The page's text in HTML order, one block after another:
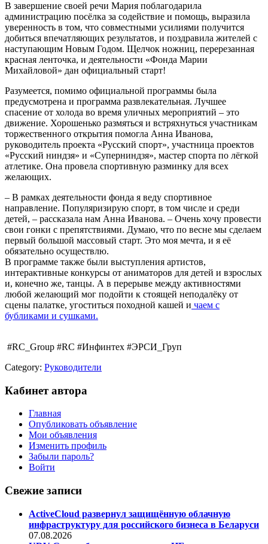
В завершение своей речи Мария поблагодарила
администрацию посёлка за содействие и помощь, выразила
уверенность в том, что совместными усилиями получится
добиться впечатляющих результатов, и поздравила жителей с
наступающим Новым Годом. Щелчок ножниц, перерезанная
красная ленточка, и деятельности «Фонда Марии
Михайловой» дан официальный старт!
Разумеется, помимо официальной программы была
предусмотрена и программа развлекательная. Лучшее
спасение от холода во время уличных мероприятий – это
движение. Хорошенько размяться и встряхнуться участникам
торжественного открытия помогла Анна Иванова,
руководитель проекта «Русский спорт», участница проектов
«Русский ниндзя» и «Суперниндзя», мастер спорта по лёгкой
атлетике. Она провела спортивную разминку для всех
желающих.
– В рамках деятельности фонда я веду спортивное
направление. Популяризирую спорт, в том числе и среди
детей, – рассказала нам Анна Иванова. – Очень хочу провести
свои гонки с препятствиями. Думаю, что по весне мы сделаем
первый большой массовый старт. Это моя мечта, и я её
обязательно осуществлю.
В программе также были выступления артистов,
интерактивные конкурсы от аниматоров для детей и взрослых
и, конечно же, танцы. А в перерыве между активностями
любой желающий мог подойти к стоящей неподалёку от
сцены палатке, угоститься походной кашей и чаем с
бубликами и сушками.
#RC_Group #RC #Инфинтех #ЭРСИ_Груп
Category: Руководители
Кабинет автора
Главная
Опубликовать объявление
Мои объявления
Изменить профиль
Забыли пароль?
Войти
Свежие записи
ActiveCloud развернул защищённую облачную
инфраструктуру для российского бизнеса в Беларуси
07.08.2026